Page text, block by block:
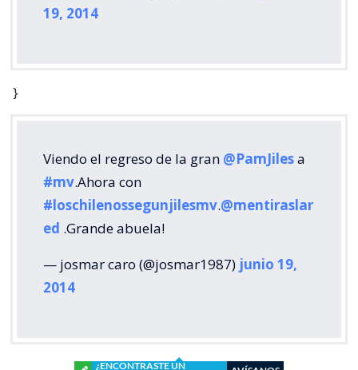
19, 2014
}
Viendo el regreso de la gran @PamJilesa
#mv.Ahora con
#loschilenossegunjilesmv.@mentiraslar
ed .Grande abuela!
— josmar caro (@josmar1987) junio 19,
2014
¿ENCONTRASTE UN